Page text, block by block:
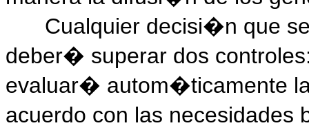
Cualquier decisi�n que
deber� superar dos
evaluar� autom�ticamente
acuerdo con las